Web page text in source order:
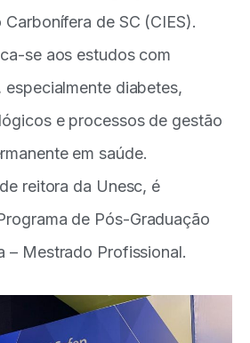
de SC (CIES).
se aos estudos com
diabetes,
e processos de gestão
em saúde.
reitora da Unesc, é
de Pós-Graduação
– Mestrado Profissional.